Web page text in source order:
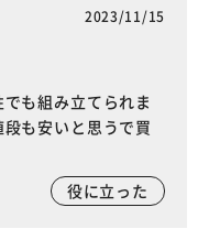
2023/11/15
も組み立てられま
も安いと思うで買
役に立った